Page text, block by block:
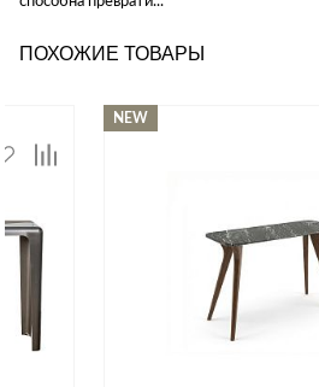
ПОХОЖИЕ ТОВАРЫ
NEW